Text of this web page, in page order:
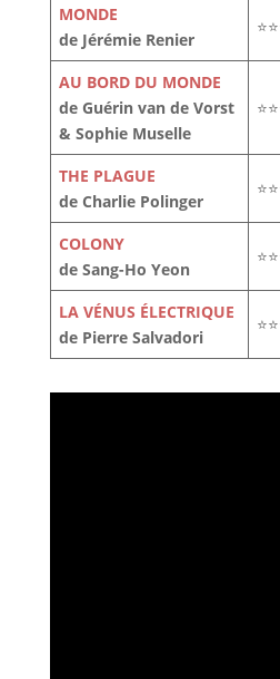
MONDE
de Jérémie Renier
AU BORD DU MONDE
de Guérin van de Vorst
& Sophie Muselle
THE PLAGUE
de Charlie Polinger
COLONY
de Sang-Ho Yeon
LA VÉNUS ÉLECTRIQUE
de Pierre Salvadori